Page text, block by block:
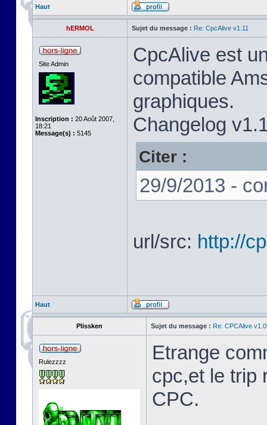
Haut
hERMOL Sujet du message : Re: CpcAlive v1.11
Site Admin
Inscription : 20 Août 2007,
18:21
Message(s) : 5145
CpcAlive est
compatible
graphiques.
Changelog
Citer :
29/9/2013 -
url/src: http://
Haut
Plissken Sujet du message : Re: CPCAlive
Rulezzzz
Etrange
cpc,et le trip
CPC.